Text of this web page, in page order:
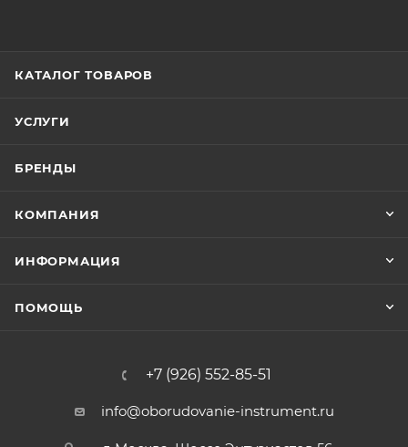
КАТАЛОГ ТОВАРОВ
УСЛУГИ
БРЕНДЫ
КОМПАНИЯ
ИНФОРМАЦИЯ
ПОМОЩЬ
+7 (926) 552-85-51
info@oborudovanie-instrument.ru